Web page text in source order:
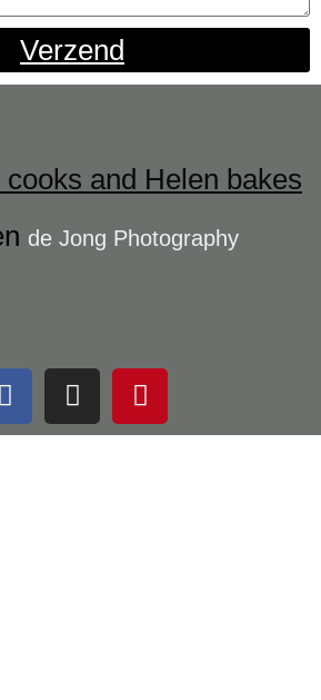
Verzend
and Helen bakes
de Jong Photography